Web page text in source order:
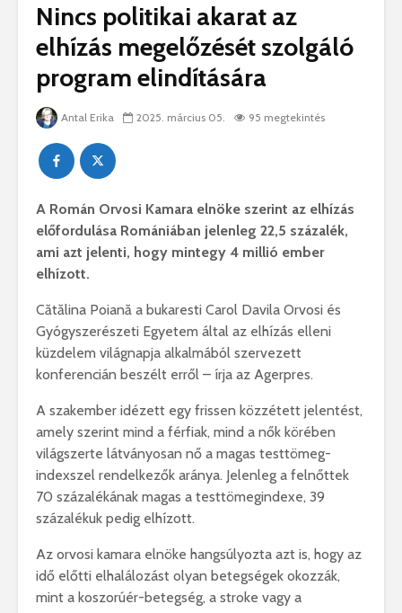
Nincs politikai akarat az
elhízás megelőzését szolgáló
program elindítására
Antal Erika 2025. március 05. 95 megtekintés
A Román Orvosi Kamara elnöke szerint az elhízás
előfordulása Romániában jelenleg 22,5 százalék,
ami azt jelenti, hogy mintegy 4 millió ember
elhízott.
Cătălina Poiană a bukaresti Carol Davila Orvosi és
Gyógyszerészeti Egyetem által az elhízás elleni
küzdelem világnapja alkalmából szervezett
konferencián beszélt erről – írja az Agerpres.
A szakember idézett egy frissen közzétett jelentést,
amely szerint mind a férfiak, mind a nők körében
világszerte látványosan nő a magas testtömeg-
indexszel rendelkezők aránya. Jelenleg a felnőttek
70 százalékának magas a testtömegindexe, 39
százalékuk pedig elhízott.
Az orvosi kamara elnöke hangsúlyozta azt is, hogy az
idő előtti elhalálozást olyan betegségek okozzák,
mint a koszorúér-betegség, a stroke vagy a